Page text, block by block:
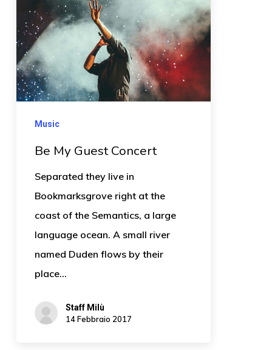
Music
Be My Guest Concert
Separated they live in
Bookmarksgrove right at the
coast of the Semantics, a large
language ocean. A small river
named Duden flows by their
place…
Staff Milù
14 Febbraio 2017